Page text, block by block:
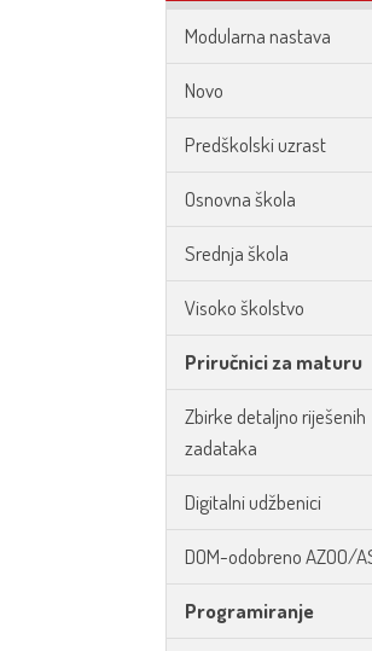
Modularna nastava
Novo
Predškolski uzrast
Osnovna škola
Srednja škola
Visoko školstvo
Priručnici za maturu
Zbirke detaljno riješenih
zadataka
Digitalni udžbenici
DOM-odobreno AZOO/
Programiranje